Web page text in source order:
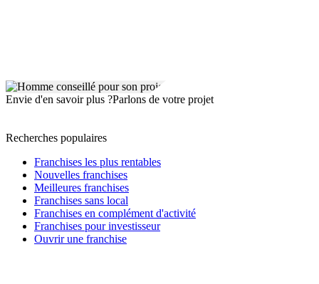
Envie d'en savoir plus ?Parlons de votre projet
Recherches populaires
Franchises les plus rentables
Nouvelles franchises
Meilleures franchises
Franchises sans local
Franchises en complément d'activité
Franchises pour investisseur
Ouvrir une franchise